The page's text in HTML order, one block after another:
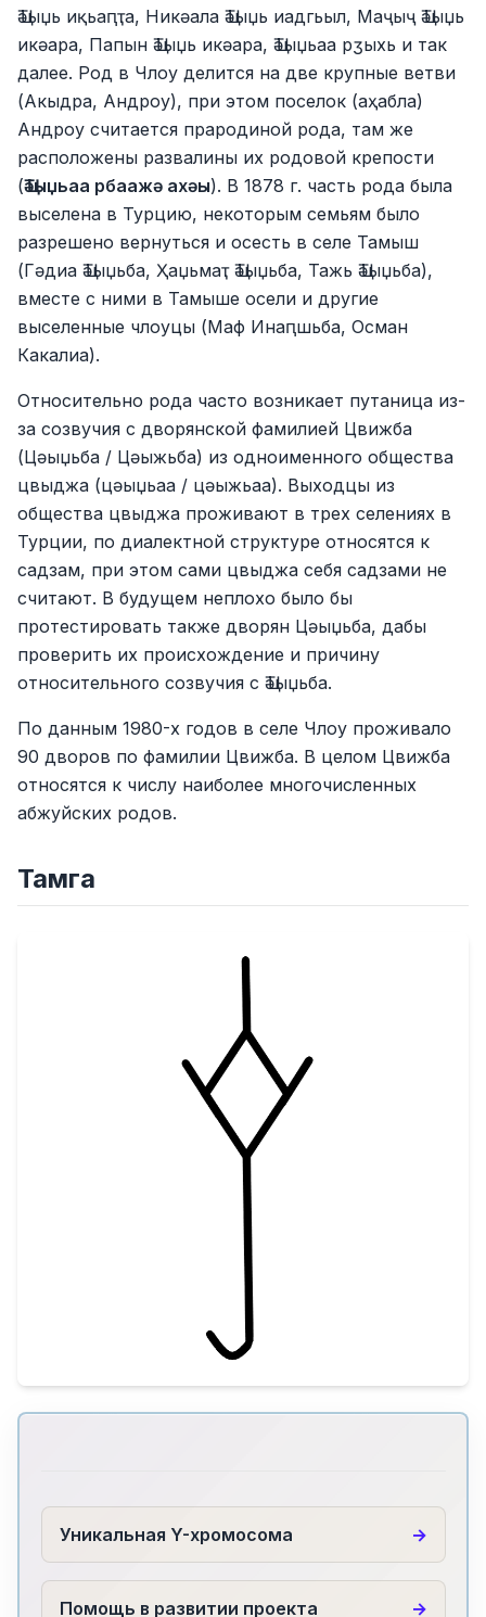
Ҵәыџь иқьаԥҭа, Никәала Ҵәыџь иадгьыл, Маҷыҷ Ҵәыџь
икәара, Папын Ҵәыџь икәара, Ҵәыџьаа рӡыхь и так
далее. Род в Члоу делится на две крупные ветви
(Акыдра, Андроу), при этом поселок (аҳабла)
Андроу считается прародиной рода, там же
расположены развалины их родовой крепости
(Ҵәыџьаа рбаажә ахәы). В 1878 г. часть рода была
выселена в Турцию, некоторым семьям было
разрешено вернуться и осесть в селе Тамыш
(Гәдиа Ҵәыџьба, Ҳаџьмаҭ Ҵәыџьба, Тажь Ҵәыџьба),
вместе с ними в Тамыше осели и другие
выселенные члоуцы (Маф Инаԥшьба, Осман
Какалиа).
Относительно рода часто возникает путаница из-
за созвучия с дворянской фамилией Цвижба
(Цәыџьба / Цәыжьба) из одноименного общества
цвыджа (цәыџьаа / цәыжьаа). Выходцы из
общества цвыджа проживают в трех селениях в
Турции, по диалектной структуре относятся к
садзам, при этом сами цвыджа себя садзами не
считают. В будущем неплохо было бы
протестировать также дворян Цәыџьба, дабы
проверить их происхождение и причину
относительного созвучия с Ҵәыџьба.
По данным 1980-х годов в селе Члоу проживало
90 дворов по фамилии Цвижба. В целом Цвижба
относятся к числу наиболее многочисленных
абжуйских родов.
Тамга
Уникальная Y-хромосома
Помощь в развитии проекта